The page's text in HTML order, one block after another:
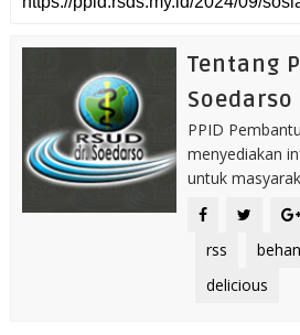
Tentang
Soedarso
PPID
menyediakan
untuk
rss
delicious